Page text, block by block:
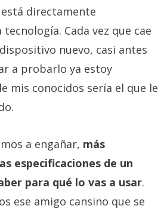
directamente
Cada vez que cae
nuevo, casi antes
a probarlo ya estoy
mis conocidos sería el que le
a engañar, más
especificaciones de un
para qué lo vas a usar.
ese amigo cansino que se